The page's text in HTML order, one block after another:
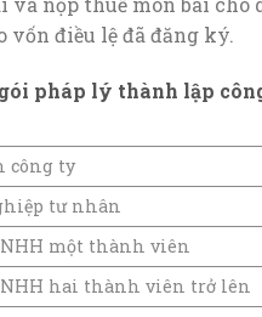
vốn điều lệ đã đăng ký.
pháp lý thành lập
công ty
tư nhân
một thành viên
hai thành viên trở lên